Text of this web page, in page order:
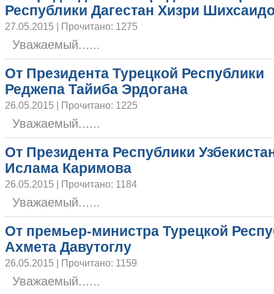
Республики Дагестан Хизри
27.05.2015 | Прочитано: 1275
Уважаемый......
От Президента Турецкой Республики
Реджепа Тайиба Эрдогана
26.05.2015 | Прочитано: 1225
Уважаемый......
От Президента Республики
Ислама Каримова
26.05.2015 | Прочитано: 1184
Уважаемый......
От премьер-министра Турецкой
Ахмета Давутоглу
26.05.2015 | Прочитано: 1159
Уважаемый......